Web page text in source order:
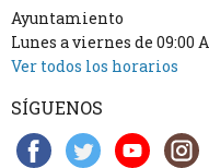
Ayuntamiento
Lunes a viernes de 09:00
Ver todos los horarios
SÍGUENOS